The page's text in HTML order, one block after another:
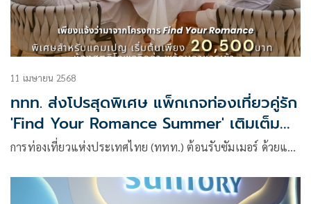
11 เมษายน 2568
ททท. ส่งโปรสุดพิเศษ แพ็กเกจท่องเที่ยวคู่รัก
'Find Your Romance Summer' เติมเต็ม
ความโรแมนติกหน้าร้อน
การท่องเที่ยวแห่งประเทศไทย (ททท.) ต้อนรับซัมเมอร์ ด้วยแ…